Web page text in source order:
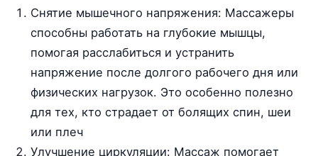
Снятие мышечного напряжения: Массажеры
способны работать на глубокие мышцы,
помогая расслабиться и устранить
напряжение после долгого рабочего дня или
физических нагрузок. Это особенно полезно
для тех, кто страдает от болящих спин, шеи
или плеч
Улучшение циркуляции: Массаж помогает